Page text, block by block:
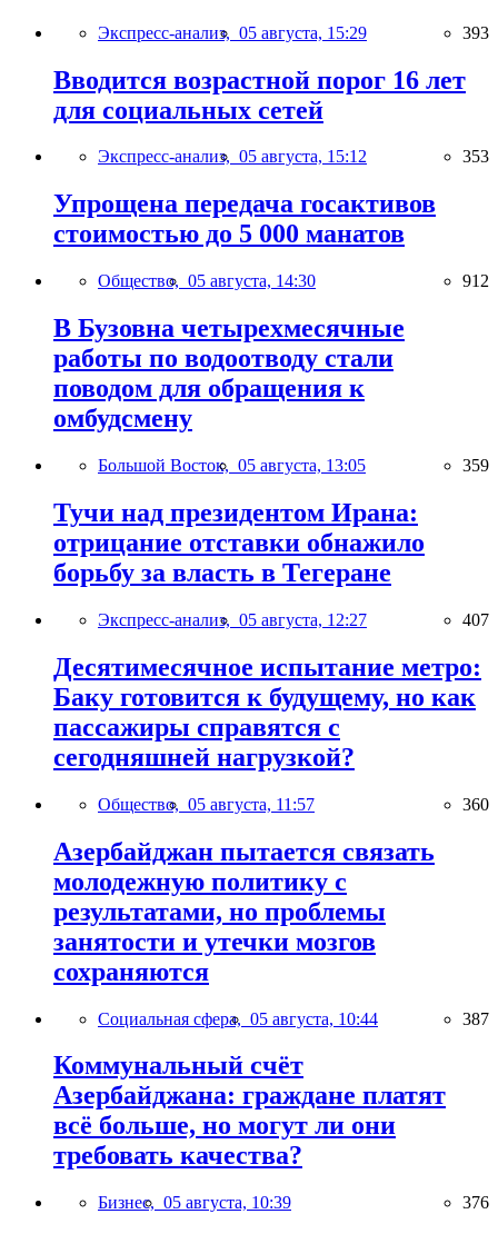
Экспресс-анализ, 05 августа, 15:29 393
Вводится возрастной порог 16 лет
для социальных сетей
Экспресс-анализ, 05 августа, 15:12 353
Упрощена передача госактивов
стоимостью до 5 000 манатов
Общество, 05 августа, 14:30 912
В Бузовна четырехмесячные
работы по водоотводу стали
поводом для обращения к
омбудсмену
Большой Восток, 05 августа, 13:05 359
Тучи над президентом Ирана:
отрицание отставки обнажило
борьбу за власть в Тегеране
Экспресс-анализ, 05 августа, 12:27 407
Десятимесячное испытание метро:
Баку готовится к будущему, но как
пассажиры справятся с
сегодняшней нагрузкой?
Общество, 05 августа, 11:57 360
Азербайджан пытается связать
молодежную политику с
результатами, но проблемы
занятости и утечки мозгов
сохраняются
Социальная сфера, 05 августа, 10:44 387
Коммунальный счёт
Азербайджана: граждане платят
всё больше, но могут ли они
требовать качества?
Бизнес, 05 августа, 10:39 376